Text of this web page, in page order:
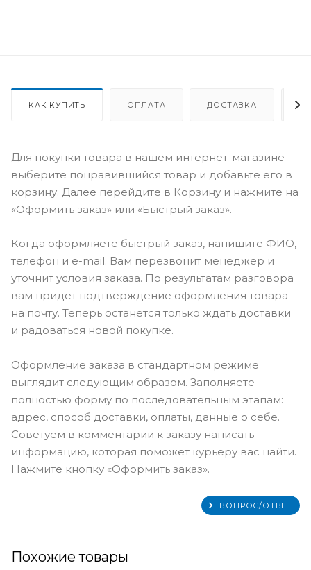
КАК КУПИТЬ ОПЛАТА ДОСТАВКА
Для покупки товара в нашем интернет-магазине
выберите понравившийся товар и добавьте его в
корзину. Далее перейдите в Корзину и нажмите на
«Оформить заказ» или «Быстрый заказ».
Когда оформляете быстрый заказ, напишите ФИО,
телефон и e-mail. Вам перезвонит менеджер и
уточнит условия заказа. По результатам разговора
вам придет подтверждение оформления товара
на почту. Теперь останется только ждать доставки
и радоваться новой покупке.
Оформление заказа в стандартном режиме
выглядит следующим образом. Заполняете
полностью форму по последовательным этапам:
адрес, способ доставки, оплаты, данные о себе.
Советуем в комментарии к заказу написать
информацию, которая поможет курьеру вас найти.
Нажмите кнопку «Оформить заказ».
ВОПРОС/ОТВЕТ
Похожие товары